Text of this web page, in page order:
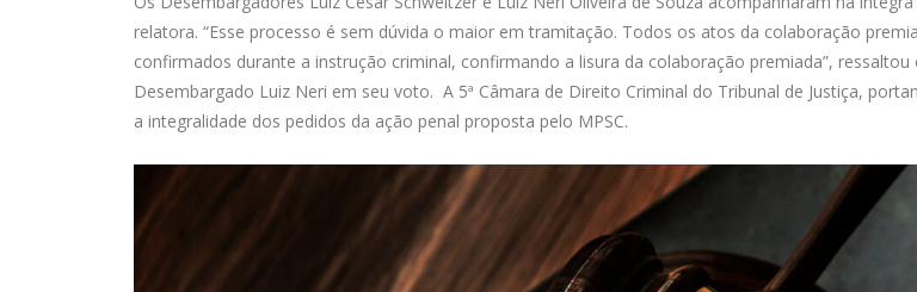
relatora. “Esse processo é sem dúvida o maior em tramitação. Todos os atos da colaboração
confirmados durante a instrução criminal, confirmando a lisura da colaboração premiada”, ressaltou
Desembargado Luiz Neri em seu voto. A 5ª Câmara de Direito Criminal do Tribunal de Justiça,
a integralidade dos pedidos da ação penal proposta pelo MPSC.